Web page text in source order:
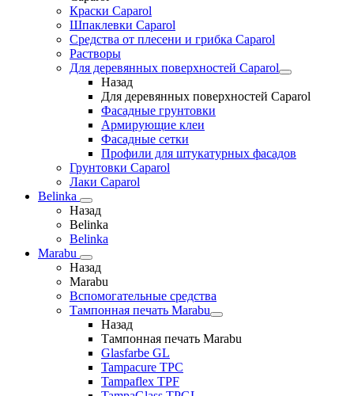
Краски Caparol
Шпаклевки Caparol
Средства от плесени и грибка Caparol
Растворы
Для деревянных поверхностей Caparol
Назад
Для деревянных поверхностей Caparol
Фасадные грунтовки
Армирующие клеи
Фасадные сетки
Профили для штукатурных фасадов
Грунтовки Caparol
Лаки Caparol
Belinka
Назад
Belinka
Belinka
Marabu
Назад
Marabu
Вспомогательные средства
Тампонная печать Marabu
Назад
Тампонная печать Marabu
Glasfarbe GL
Tampacure TPC
Tampaflex TPF